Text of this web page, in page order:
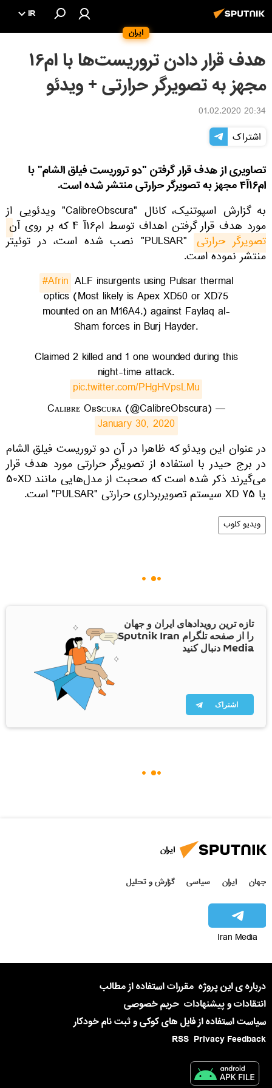
ایران
IR
هدف قرار دادن تروریست‌ها با ام۱۶
مجهز به تصویرگر حرارتی + ویدئو
20:34 01.02.2020
اشتراک
تصاویری از هدف قرار گرفتن "دو تروریست فیلق الشام" با
ام۱۶آ۴ مجهز به تصویرگر حرارتی منتشر شده است.
به گزارش اسپوتنیک، کانال "CalibreObscura" ویدئویی از
مورد هدف قرار گرفتن اهداف توسط ام۱۶آ ۴ که بر روی آن
تصویرگر حرارتی "PULSAR" نصب شده است، در توئیتر
منتشر نموده است.
#Afrin ALF insurgents using Pulsar thermal
optics (Most likely is Apex XD50 or XD75
mounted on an M16A4.) against Faylaq al-
Sham forces in Burj Hayder.
Claimed 2 killed and 1 one wounded during this
night-time attack.
pic.twitter.com/PHgHVpsLMu
— Cᴀʟɪʙʀᴇ Oʙsᴄᴜʀᴀ (@CalibreObscura)
January 30, 2020
​در عنوان این ویدئو که ظاهرا در آن دو تروریست فیلق الشام
در برج حيدر با استفاده از تصویرگر حرارتی مورد هدف قرار
می‌گیرند ذکر شده است که صحبت از مدل‌هایی مانند ۵۰XD
یا ۷۵ XD سیستم تصویربرداری حرارتی "PULSAR" است.
ویدیو کلوب
تازه ترین رویدادهای ایران و جهان
را از صفحه تلگرام Sputnik Iran
Media دنبال کنید
اشتراک
ایران
جهان ایران سیاسی گزارش و تحلیل
Iran Media
درباره ی این پروژه مقررات استفاده از مطالب
انتقادات و پیشنهادات حریم خصوصی
سیاست استفاده از فایل های کوکی و ثبت نام خودکار
Privacy Feedback
RSS